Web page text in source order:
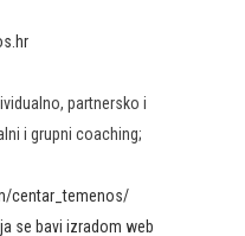
partnersko i
i grupni coaching;
centar_temenos/